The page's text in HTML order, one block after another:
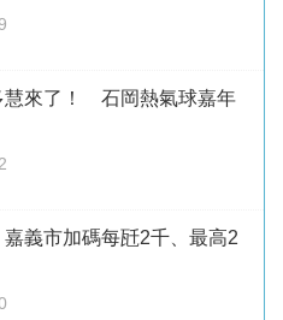
慧來了！ 石岡熱氣球嘉年
義市加碼每瓩2千、最高2